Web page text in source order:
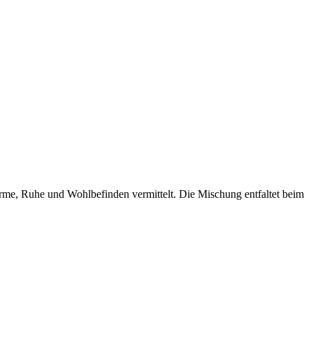
Ruhe und Wohlbefinden vermittelt. Die Mischung entfaltet beim